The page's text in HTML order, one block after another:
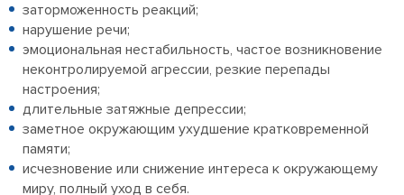
заторможенность реакций;
нарушение речи;
эмоциональная нестабильность, частое возникновение
неконтролируемой агрессии, резкие перепады
настроения;
длительные затяжные депрессии;
заметное окружающим ухудшение кратковременной
памяти;
исчезновение или снижение интереса к окружающему
миру, полный уход в себя.